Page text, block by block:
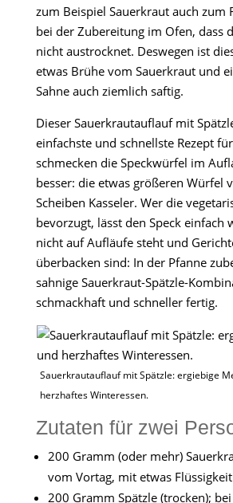
zum Beispiel Sauerkraut auch zum
bei der Zubereitung im Ofen, dass
nicht austrocknet. Deswegen ist
etwas Brühe vom Sauerkraut und
Sahne auch ziemlich saftig.
Dieser Sauerkrautauflauf mit
einfachste und schnellste Rezept
schmecken die Speckwürfel im
besser: die etwas größeren Würfel
Scheiben Kasseler. Wer die
bevorzugt, lässt den Speck einfach
nicht auf Aufläufe steht und
überbacken sind: In der Pfanne
sahnige Sauerkraut-Spätzle-
schmackhaft und schneller fertig.
Sauerkrautauflauf mit Spätzle: ergiebige
herzhaftes Winteressen.
Zutaten für zwei
200 Gramm (oder mehr)
vom Vortag, mit etwas Flüssigkeit
200 Gramm Spätzle (trocken);